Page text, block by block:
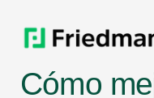
Cómo